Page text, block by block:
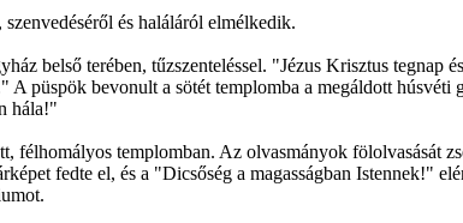
és haláláról elmélkedik.
belső terében, tűzszenteléssel. "Jézus Krisztus tegnap
püspök bevonult a sötét templomba a megáldott húsvéti
hála!"
templomban. Az olvasmányok fölolvasását
fedte el, és a "Dicsőség a magasságban Istennek!"